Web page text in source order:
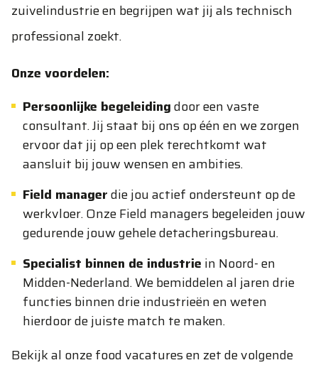
zuivelindustrie en begrijpen wat jij als technisch
professional zoekt.
Onze voordelen:
Persoonlijke begeleidingdoor een vaste
consultant. Jij staat bij ons op één en we zorgen
ervoor dat jij op een plek terechtkomt wat
aansluit bij jouw wensen en ambities.
Field managerdie jou actief ondersteunt op de
werkvloer. Onze Field managers begeleiden jouw
gedurende jouw gehele detacheringsbureau.
Specialist binnen de industrie in Noord- en
Midden-Nederland. We bemiddelen al jaren drie
functies binnen drie industrieën en weten
hierdoor de juiste match te maken.
Bekijk al onze food vacatures en zet de volgende